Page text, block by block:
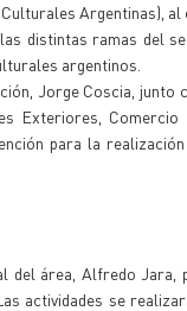
Argentinas),
distintas ramas del
argentinos.
Jorge Coscia,
Exteriores,
para la
del área, Alfredo
actividades se